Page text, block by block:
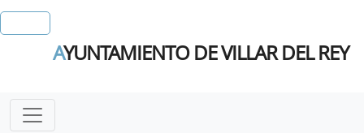
AYUNTAMIENTO DE VILLAR DEL REY